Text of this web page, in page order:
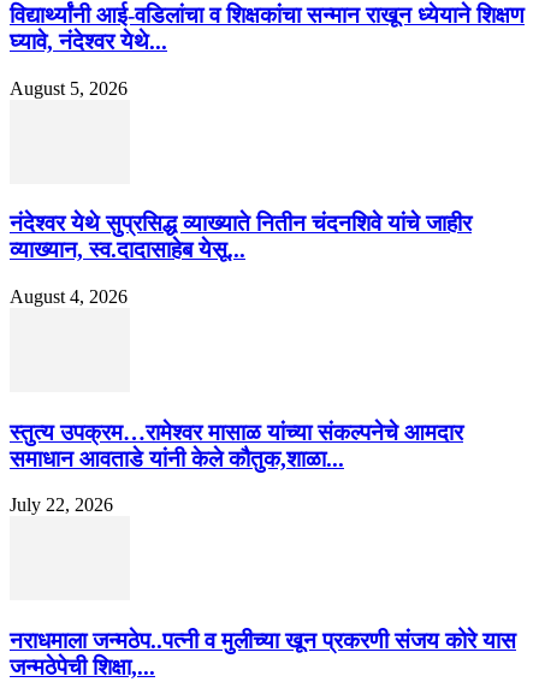
विद्यार्थ्यांनी आई-वडिलांचा व शिक्षकांचा सन्मान राखून ध्येयाने शिक्षण
घ्यावे, नंदेश्वर येथे...
August 5, 2026
नंदेश्वर येथे सुप्रसिद्ध व्याख्याते नितीन चंदनशिवे यांचे जाहीर
व्याख्यान, स्व.दादासाहेब येसू...
August 4, 2026
स्तुत्य उपक्रम…रामेश्वर मासाळ यांच्या संकल्पनेचे आमदार
समाधान आवताडे यांनी केले कौतुक,शाळा...
July 22, 2026
नराधमाला जन्मठेप..पत्नी व मुलीच्या खून प्रकरणी संजय कोरे यास
जन्मठेपेची शिक्षा,...